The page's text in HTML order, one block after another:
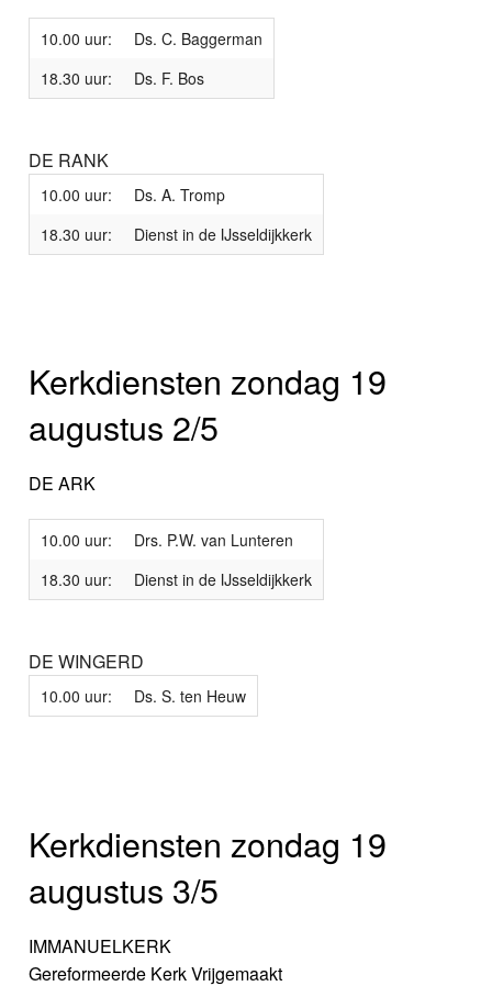
10.00 uur:
Ds. C. Baggerman
18.30 uur:
Ds. F. Bos
DE RANK
10.00 uur:
Ds. A. Tromp
18.30 uur:
Dienst in de IJsseldijkkerk
Kerkdiensten zondag 19
augustus 2/5
DE ARK
10.00 uur:
Drs. P.W. van Lunteren
18.30 uur:
Dienst in de IJsseldijkkerk
DE WINGERD
10.00 uur: Ds. S. ten Heuw
Kerkdiensten zondag 19
augustus 3/5
IMMANUELKERK
Gereformeerde Kerk Vrijgemaakt